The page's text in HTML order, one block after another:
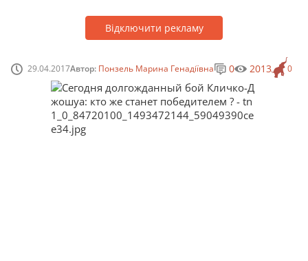
Відключити рекламу
29.04.2017Автор: Понзель Марина Генадіївна 0
0 2013